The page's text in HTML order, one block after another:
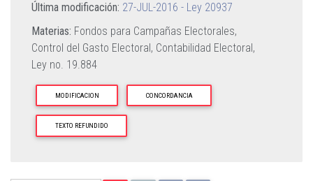
Última modificación: 27-JUL-2016 - Ley 20937
Materias: Fondos para Campañas Electorales,
Control del Gasto Electoral, Contabilidad Electoral,
Ley no. 19.884
MODIFICACION CONCORDANCIA
TEXTO REFUNDIDO